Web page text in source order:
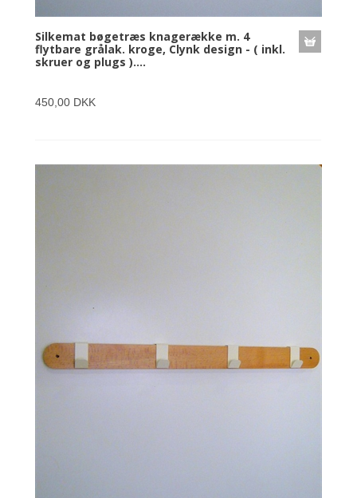
Silkemat bøgetræs knagerække m. 4
flytbare grålak. kroge, Clynk design - ( inkl.
skruer og plugs )....
450,00 DKK